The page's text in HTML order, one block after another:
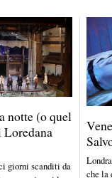
notte (o quel
Loredana
giorni scanditi da
che la